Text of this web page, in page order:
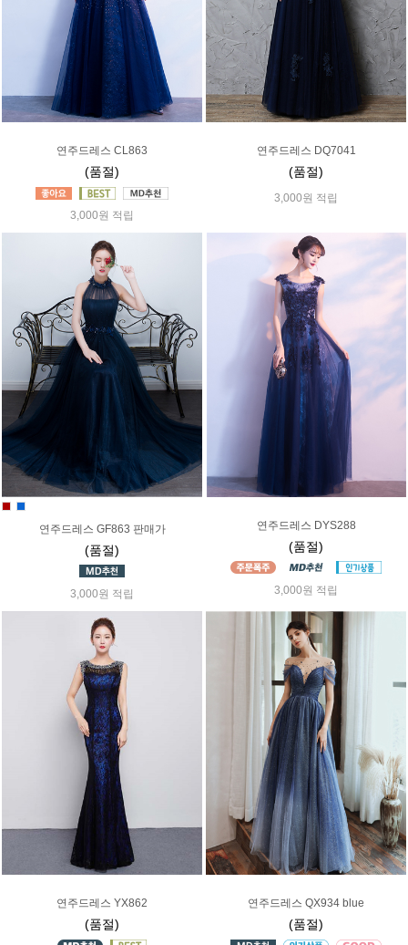
연주드레스 CL863
(품절)
3,000원 적립
연주드레스 DQ7041
(품절)
3,000원 적립
연주드레스 GF863 판매가
(품절)
3,000원 적립
연주드레스 DYS288
(품절)
3,000원 적립
연주드레스 YX862
(품절)
연주드레스 QX934 blue
(품절)